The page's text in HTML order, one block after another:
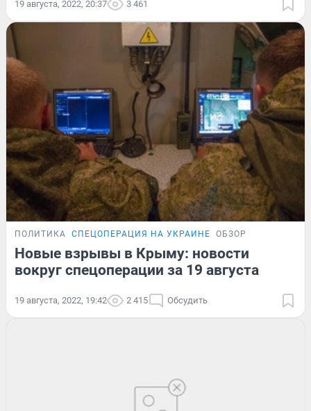
19 августа, 2022, 20:37 3 461
ПОЛИТИКА СПЕЦОПЕРАЦИЯ НА УКРАИНЕ ОБЗОР
Новые взрывы в Крыму: новости
вокруг спецоперации за 19 августа
19 августа, 2022, 19:42 2 415 Обсудить